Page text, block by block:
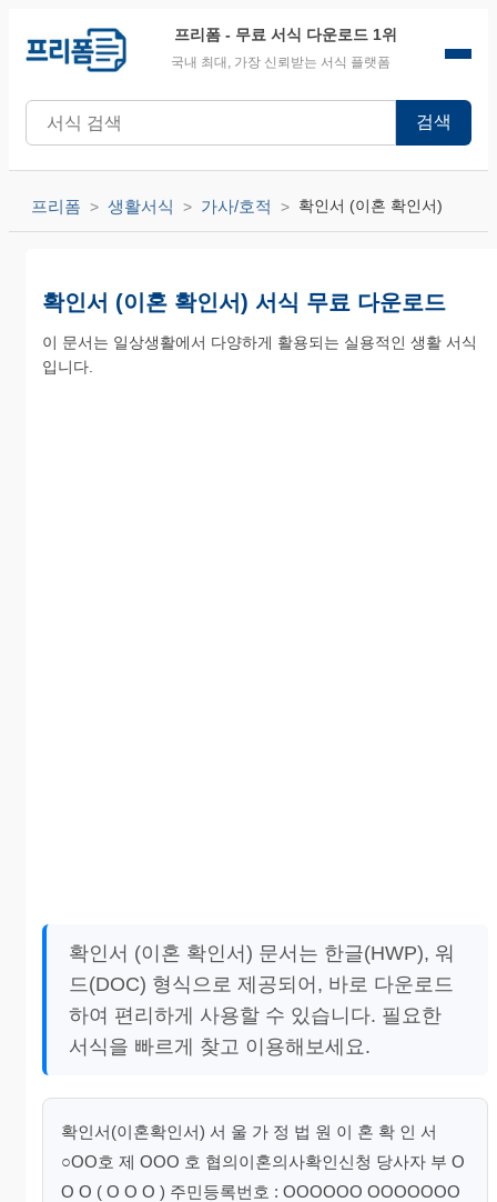
프리폼 - 무료 서식 다운로드 1위
국내 최대, 가장 신뢰받는 서식 플랫폼
검색
프리폼 생활서식 가사/호적 확인서 (이혼 확인서)
확인서 (이혼 확인서) 서식 무료 다운로드
이 문서는 일상생활에서 다양하게 활용되는 실용적인 생활 서식
입니다.
확인서 (이혼 확인서) 문서는 한글(HWP), 워
드(DOC) 형식으로 제공되어, 바로 다운로드
하여 편리하게 사용할 수 있습니다. 필요한
서식을 빠르게 찾고 이용해보세요.
확인서(이혼확인서) 서 울 가 정 법 원 이 혼 확 인 서
○OO호 제 OOO 호 협의이혼의사확인신청 당사자 부 O
O O ( O O O ) 주민등록번호 : OOOOOO OOOOOOO